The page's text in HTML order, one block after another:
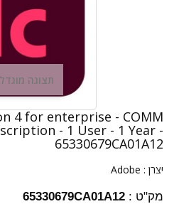
תצוגה
4 for enterprise - COMM
- 1 User - 1 Year -
65330679CA01A12
יצרן : Adobe
מק"ט : 65330679CA01A12